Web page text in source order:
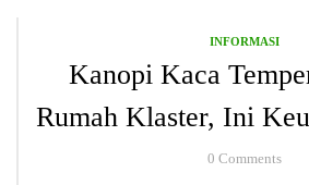
INFORMASI
Kanopi Kaca
Rumah Klaster, Ini
0 Comments